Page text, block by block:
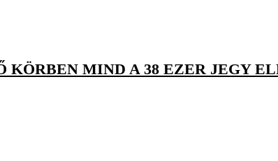
KÖRBEN MIND A 38 EZER JEGY